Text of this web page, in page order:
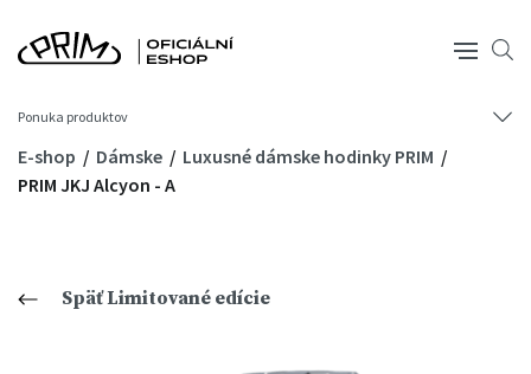
Ponuka produktov
E-shop Dámske
Luxusné dámske hodinky PRIM
PRIM JKJ Alcyon - A
Späť Limitované edície